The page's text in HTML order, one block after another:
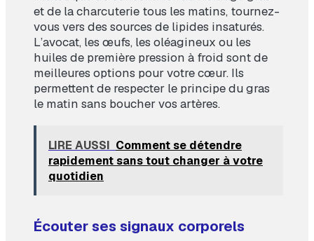
et de la charcuterie tous les matins, tournez-
vous vers des sources de lipides insaturés.
L’avocat, les œufs, les oléagineux ou les
huiles de première pression à froid sont de
meilleures options pour votre cœur. Ils
permettent de respecter le principe du gras
le matin sans boucher vos artères.
LIRE AUSSI Comment se détendre
rapidement sans tout changer à votre
quotidien
Écouter ses signaux corporels